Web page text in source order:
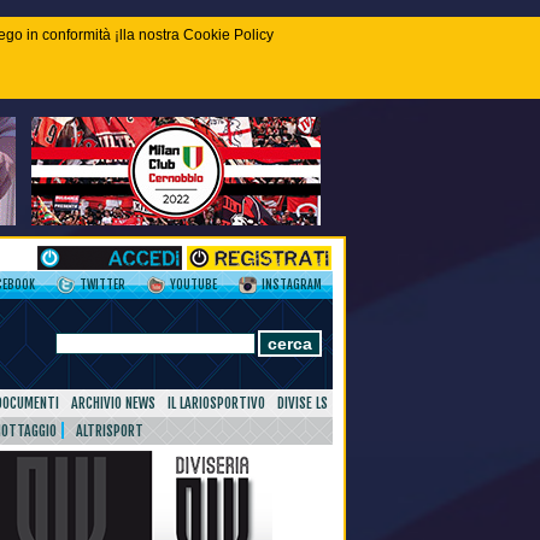
in conformità ¡lla nostra Cookie Policy
TWITTER YOUTUBE INSTAGRAM
ARCHIVIO NEWS IL LARIOSPORTIVO
DIVISE LS
ALTRISPORT